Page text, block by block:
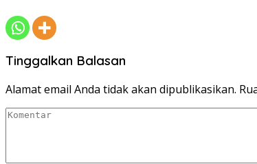
Tinggalkan Balasan
Alamat email Anda tidak akan dipublikasikan.